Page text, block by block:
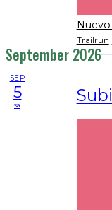
Trailrun
September 2026
SEP
5
sa